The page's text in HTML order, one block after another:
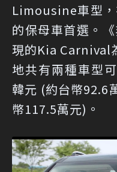
Limousine車型
的保母車首選。
現的Kia Carnival
地共有兩種車型
韓元 (約台幣92.6
幣117.5萬元)。